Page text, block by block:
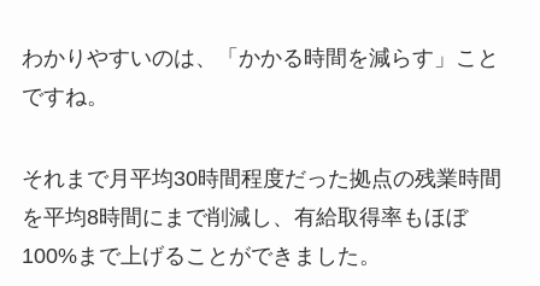
わかりやすいのは、「かかる時間を減らす」こと
ですね。
それまで月平均30時間程度だった拠点の残業時間
を平均8時間にまで削減し、有給取得率もほぼ
100%まで上げることができました。